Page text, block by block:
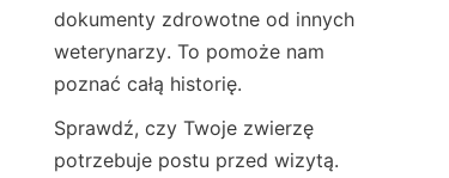
dokumenty zdrowotne od innych
weterynarzy. To pomoże nam
poznać całą historię.
Sprawdź, czy Twoje zwierzę
potrzebuje postu przed wizytą.